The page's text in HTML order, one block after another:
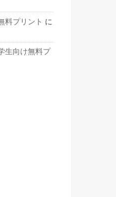
料プリント に
生向け無料プ